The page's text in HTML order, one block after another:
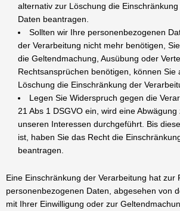
alternativ zur Löschung die
Daten beantragen.
Sollten wir Ihre personenbezogenen
der Verarbeitung nicht mehr benötigen,
die Geltendmachung, Ausübung oder
Rechtsansprüchen benötigen, können Sie
Löschung die Einschränkung der
Legen Sie Widerspruch gegen die
21 Abs 1 DSGVO ein, wird eine
unseren Interessen durchgeführt. Bis
ist, haben Sie das Recht die
beantragen.
Eine Einschränkung der Verarbeitung hat zur
personenbezogenen Daten, abgesehen von
mit Ihrer Einwilligung oder zur